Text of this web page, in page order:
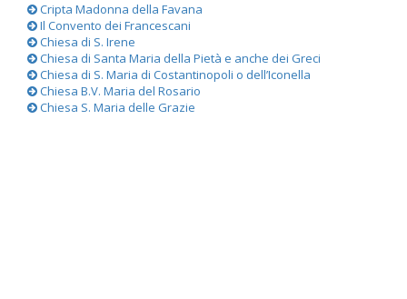
Cripta Madonna della Favana
Il Convento dei Francescani
Chiesa di S. Irene
Chiesa di Santa Maria della Pietà e anche dei Greci
Chiesa di S. Maria di Costantinopoli o dell’Iconella
Chiesa B.V. Maria del Rosario
Chiesa S. Maria delle Grazie